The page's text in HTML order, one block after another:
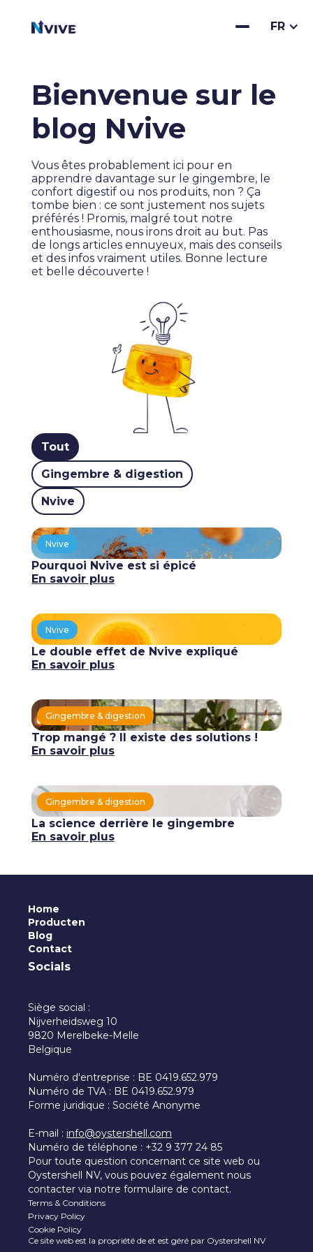
FR
Bienvenue sur le
blog Nvive
Vous êtes probablement ici pour en
apprendre davantage sur le gingembre, le
confort digestif ou nos produits, non ? Ça
tombe bien : ce sont justement nos sujets
préférés ! Promis, malgré tout notre
enthousiasme, nous irons droit au but. Pas
de longs articles ennuyeux, mais des conseils
et des infos vraiment utiles. Bonne lecture
et belle découverte !
Tout
Gingembre & digestion
Nvive
Nvive
Pourquoi Nvive est si épicé
En savoir plus
Nvive
Le double effet de Nvive expliqué
En savoir plus
Gingembre & digestion
Trop mangé ? Il existe des solutions !
En savoir plus
Gingembre & digestion
La science derrière le gingembre
En savoir plus
Home
Producten
Blog
Contact
Socials
Siège social :
Nijverheidsweg 10
9820 Merelbeke-Melle
Belgique
Numéro d'entreprise : BE 0419.652.979
Numéro de TVA : BE 0419.652.979
Forme juridique : Société Anonyme
E-mail : info@oystershell.com
Numéro de téléphone : +32 9 377 24 85
Pour toute question concernant ce site web ou
Oystershell NV, vous pouvez également nous
contacter via notre formulaire de contact.
Terms & Conditions
Privacy Policy
Cookie Policy
Ce site web est la propriété de et est géré par Oystershell NV